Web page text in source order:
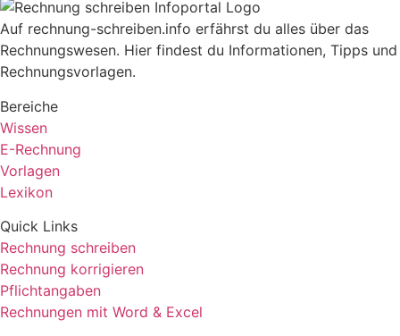
Auf rechnung-schreiben.info erfährst du alles über das
Rechnungswesen. Hier findest du Informationen, Tipps und
Rechnungsvorlagen.
Bereiche
Wissen
E-Rechnung
Vorlagen
Lexikon
Quick Links
Rechnung schreiben
Rechnung korrigieren
Pflichtangaben
Rechnungen mit Word & Excel